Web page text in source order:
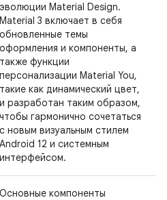
эволюции Material Design.
Material 3 включает в себя
обновленные темы
оформления и компоненты, а
также функции
персонализации Material You,
такие как динамический цвет,
и разработан таким образом,
чтобы гармонично сочетаться
с новым визуальным стилем
Android 12 и системным
интерфейсом.
Основные компоненты